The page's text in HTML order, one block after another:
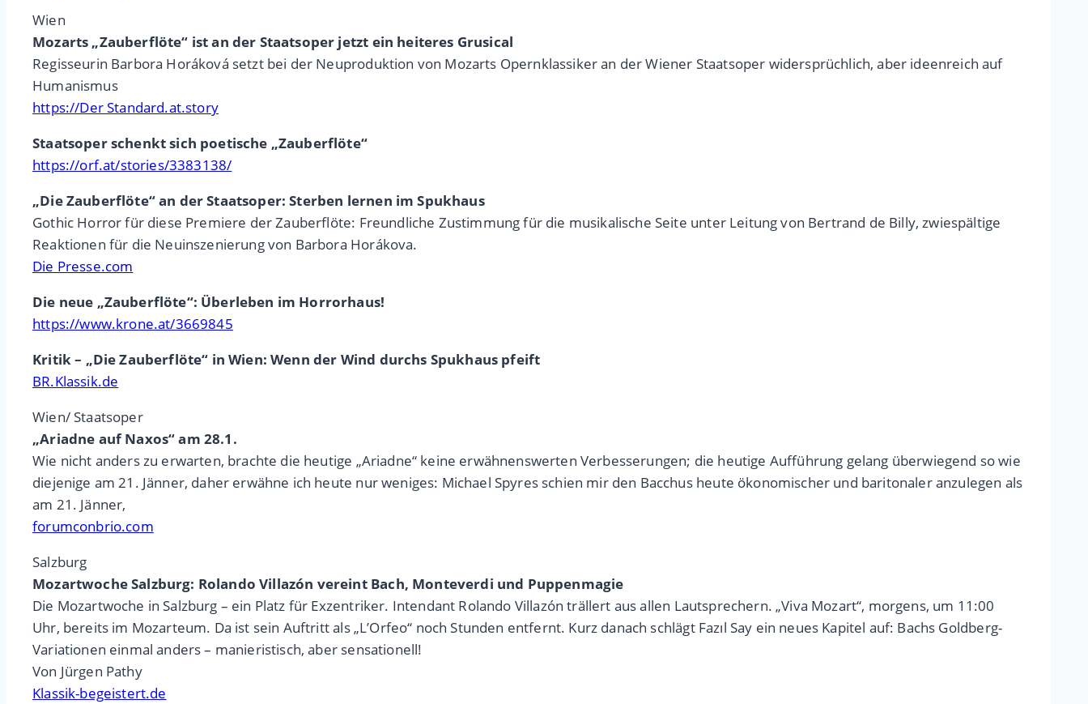
Wien
Mozarts „Zauberflöte“ ist an der Staatsoper jetzt ein heiteres Grusical
Regisseurin Barbora Horáková setzt bei der Neuproduktion von Mozarts Opernklassiker an der Wiener Staatsoper widersprüchlich, aber ideenreich auf
Humanismus
https://Der Standard.at.story
Staatsoper schenkt sich poetische „Zauberflöte“
https://orf.at/stories/3383138/
„Die Zauberflöte“ an der Staatsoper: Sterben lernen im Spukhaus
Gothic Horror für diese Premiere der Zauberflöte: Freundliche Zustimmung für die musikalische Seite unter Leitung von Bertrand de Billy, zwiespältige
Reaktionen für die Neuinszenierung von Barbora Horákova.
Die Presse.com
Die neue „Zauberflöte“: Überleben im Horrorhaus!
https://www.krone.at/3669845
Kritik – „Die Zauberflöte“ in Wien: Wenn der Wind durchs Spukhaus pfeift
BR.Klassik.de
Wien/ Staatsoper
„Ariadne auf Naxos“ am 28.1.
Wie nicht anders zu erwarten, brachte die heutige „Ariadne“ keine erwähnenswerten Verbesserungen; die heutige Aufführung gelang überwiegend so wie
diejenige am 21. Jänner, daher erwähne ich heute nur weniges: Michael Spyres schien mir den Bacchus heute ökonomischer und baritonaler anzulegen als
am 21. Jänner,
forumconbrio.com
Salzburg
Mozartwoche Salzburg: Rolando Villazón vereint Bach, Monteverdi und Puppenmagie
Die Mozartwoche in Salzburg – ein Platz für Exzentriker. Intendant Rolando Villazón trällert aus allen Lautsprechern. „Viva Mozart“, morgens, um 11:00
Uhr, bereits im Mozarteum. Da ist sein Auftritt als „L’Orfeo“ noch Stunden entfernt. Kurz danach schlägt Fazıl Say ein neues Kapitel auf: Bachs Goldberg-
Variationen einmal anders – manieristisch, aber sensationell!
Von Jürgen Pathy
Klassik-begeistert.de